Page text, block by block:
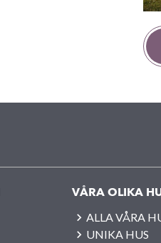
VÅRA OLIKA
ALLA VÅRA
UNIKA HUS